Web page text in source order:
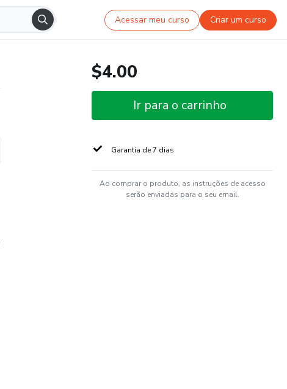
Acessar meu curso Criar um curso
$4.00
Ir para o carrinho
Garantia de 7 dias
Ao comprar o produto, as instruções de acesso
serão enviadas para o seu email.